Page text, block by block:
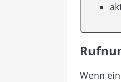
Wenn